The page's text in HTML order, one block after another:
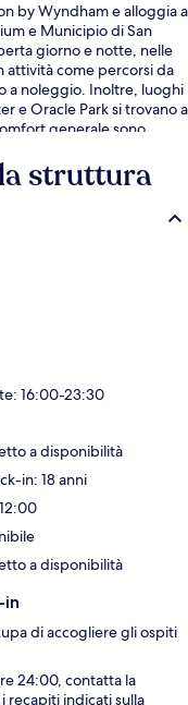
by Wyndham e alloggia a
e Municipio di San
giorno e notte, nelle
attività come percorsi da
a noleggio. Inoltre, luoghi
e Oracle Park si trovano a
generale sono
di Market St & 8th St
breve distanza a piedi.
struttura
16:00-23:30
a disponibilità
in: 18 anni
a disponibilità
in
di accogliere gli ospiti
24:00, contatta la
recapiti indicati sulla